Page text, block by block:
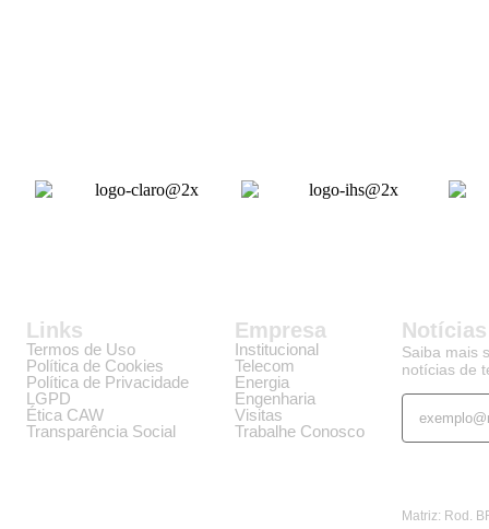
Links
Termos de Uso
Política de Cookies
Política de Privacidade
LGPD
Ética CAW
Transparência Social
Empresa
Institucional
Telecom
Energia
Engenharia
Visitas
Trabalhe Conosco
Notícias
Saiba mais
notícias de
Matriz: Rod.